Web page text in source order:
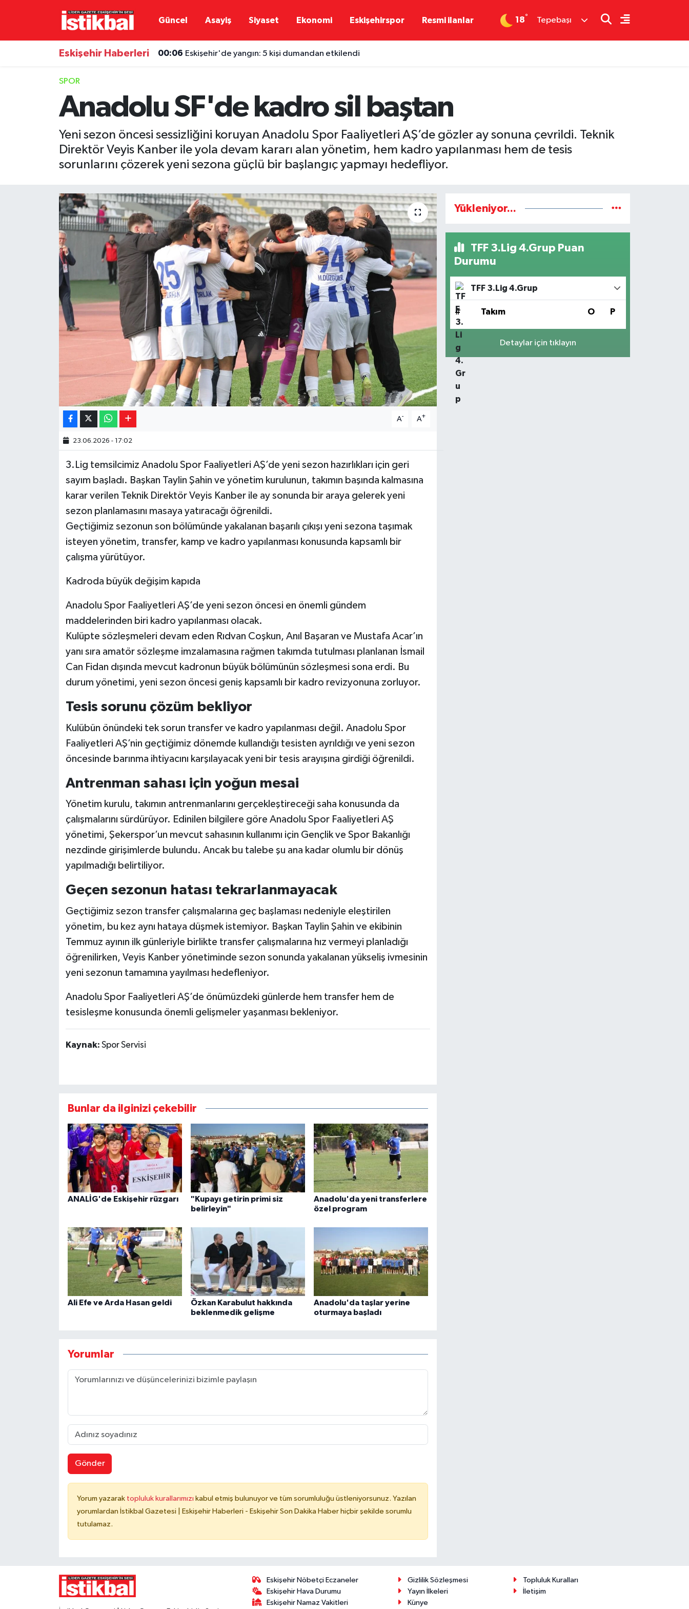
Güncel Asayiş Siyaset Ekonomi Eskişehirspor Resmi ilanlar 18° Tepebaşı
Eskişehir Haberleri 00:06 Eskişehir'de yangın: 5 kişi dumandan etkilendi
SPOR
Anadolu SF'de kadro sil baştan
Yeni sezon öncesi sessizliğini koruyan Anadolu Spor Faaliyetleri AŞ’de gözler ay sonuna çevrildi. Teknik
Direktör Veyis Kanber ile yola devam kararı alan yönetim, hem kadro yapılanması hem de tesis
sorunlarını çözerek yeni sezona güçlü bir başlangıç yapmayı hedefliyor.
A- A+
23.06.2026 - 17:02
3.Lig temsilcimiz Anadolu Spor Faaliyetleri AŞ’de yeni sezon hazırlıkları için geri
sayım başladı. Başkan Taylin Şahin ve yönetim kurulunun, takımın başında kalmasına
karar verilen Teknik Direktör Veyis Kanber ile ay sonunda bir araya gelerek yeni
sezon planlamasını masaya yatıracağı öğrenildi.
Geçtiğimiz sezonun son bölümünde yakalanan başarılı çıkışı yeni sezona taşımak
isteyen yönetim, transfer, kamp ve kadro yapılanması konusunda kapsamlı bir
çalışma yürütüyor.
Kadroda büyük değişim kapıda
Anadolu Spor Faaliyetleri AŞ’de yeni sezon öncesi en önemli gündem
maddelerinden biri kadro yapılanması olacak.
Kulüpte sözleşmeleri devam eden Rıdvan Coşkun, Anıl Başaran ve Mustafa Acar’ın
yanı sıra amatör sözleşme imzalamasına rağmen takımda tutulması planlanan İsmail
Can Fidan dışında mevcut kadronun büyük bölümünün sözleşmesi sona erdi. Bu
durum yönetimi, yeni sezon öncesi geniş kapsamlı bir kadro revizyonuna zorluyor.
Tesis sorunu çözüm bekliyor
Kulübün önündeki tek sorun transfer ve kadro yapılanması değil. Anadolu Spor
Faaliyetleri AŞ’nin geçtiğimiz dönemde kullandığı tesisten ayrıldığı ve yeni sezon
öncesinde barınma ihtiyacını karşılayacak yeni bir tesis arayışına girdiği öğrenildi.
Antrenman sahası için yoğun mesai
Yönetim kurulu, takımın antrenmanlarını gerçekleştireceği saha konusunda da
çalışmalarını sürdürüyor. Edinilen bilgilere göre Anadolu Spor Faaliyetleri AŞ
yönetimi, Şekerspor’un mevcut sahasının kullanımı için Gençlik ve Spor Bakanlığı
nezdinde girişimlerde bulundu. Ancak bu talebe şu ana kadar olumlu bir dönüş
yapılmadığı belirtiliyor.
Geçen sezonun hatası tekrarlanmayacak
Geçtiğimiz sezon transfer çalışmalarına geç başlaması nedeniyle eleştirilen
yönetim, bu kez aynı hataya düşmek istemiyor. Başkan Taylin Şahin ve ekibinin
Temmuz ayının ilk günleriyle birlikte transfer çalışmalarına hız vermeyi planladığı
öğrenilirken, Veyis Kanber yönetiminde sezon sonunda yakalanan yükseliş ivmesinin
yeni sezonun tamamına yayılması hedefleniyor.
Anadolu Spor Faaliyetleri AŞ’de önümüzdeki günlerde hem transfer hem de
tesisleşme konusunda önemli gelişmeler yaşanması bekleniyor.
Kaynak: Spor Servisi
Bunlar da ilginizi çekebilir
ANALİG'de Eskişehir rüzgarı
"Kupayı getirin primi siz
belirleyin"
Anadolu'da yeni transferlere
özel program
Ali Efe ve Arda Hasan geldi
Özkan Karabulut hakkında
beklenmedik gelişme
Anadolu'da taşlar yerine
oturmaya başladı
Yorumlar
Gönder
Yorum yazarak topluluk kurallarımızı kabul etmiş bulunuyor ve tüm sorumluluğu üstleniyorsunuz. Yazılan
yorumlardan İstikbal Gazetesi | Eskişehir Haberleri - Eskişehir Son Dakika Haber hiçbir şekilde sorumlu
tutulamaz.
Yükleniyor...
TFF 3.Lig 4.Grup Puan
Durumu
TFF 3.Lig 4.Grup
# Takım O P
Detaylar için tıklayın
Eskişehir Nöbetçi Eczaneler
Eskişehir Hava Durumu
Eskişehir Namaz Vakitleri
Gizlilik Sözleşmesi
Topluluk Kuralları
Yayın İlkeleri
İletişim
Künye
Eskişehirspor
Siyaset
Ekonomi
Resmi ilanlar
Eskişehir Nöbetçi Eczaneler
Eskişehir Trafik Yoğunluk Haritası
TFF 3.Lig 4.Grup Puan Durumu ve Fikstür
Tüm Manşetler
Son Dakika Haberleri
Haber Arşivi